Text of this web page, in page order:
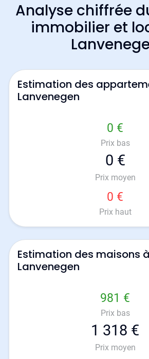
Analyse chiffrée
immobilier et
Estimation des
Lanvenegen
0 €
Prix bas
0 €
Prix moyen
0 €
Prix haut
Estimation des maisons à
Lanvenegen
981 €
Prix bas
1 318 €
Prix moyen